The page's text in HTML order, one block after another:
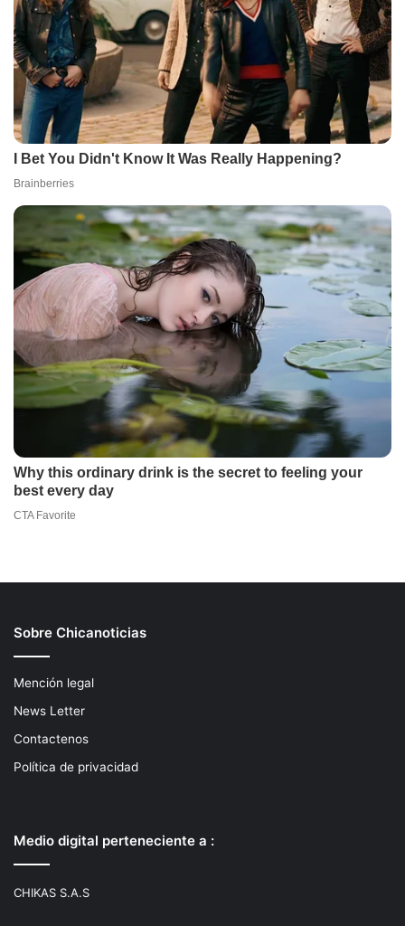
Sobre Chicanoticias
Mención legal
News Letter
Contactenos
Política de privacidad
Medio digital perteneciente a :
CHIKAS S.A.S